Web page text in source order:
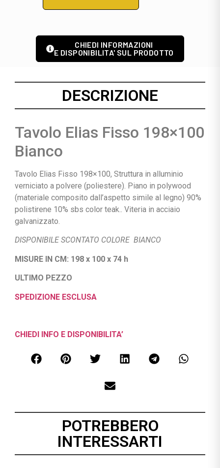
CHIEDI INFORMAZIONI
E DISPONIBILITA' SUL PRODOTTO
DESCRIZIONE
Tavolo Elias Fisso 198×100
Bianco
Tavolo Elias Fisso 198×100, Struttura in alluminio
verniciato a polvere (poliestere). Piano in polywood
(materiale composito dall’aspetto simile al legno) 90%
polistirene 10% sbs color teak.. Viteria in acciaio
galvanizzato.
DISPONIBILE SCONTATO COLORE BIANCO
MISURE IN CM: 198 x 100 x 74 h
ULTIMO PEZZO
SPEDIZIONE ESCLUSA
CHIEDI INFO E DISPONIBILITA’
POTREBBERO
INTERESSARTI